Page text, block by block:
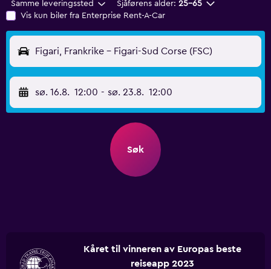
Samme leveringssted Sjåførens alder: 25–65
Vis kun biler fra Enterprise Rent-A-Car
Figari, Frankrike - Figari-Sud Corse (FSC)
sø. 16.8. 12:00 - sø. 23.8. 12:00
Søk
Kåret til vinneren av Europas beste
reiseapp 2023